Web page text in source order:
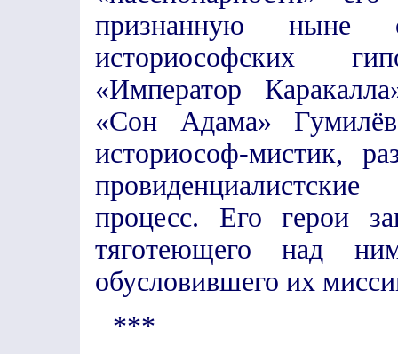
признанную
историософских
«Император
«Сон Адама»
историософ-мистик,
процесс. Его герои
тяготеющего над
обусловившего их
***